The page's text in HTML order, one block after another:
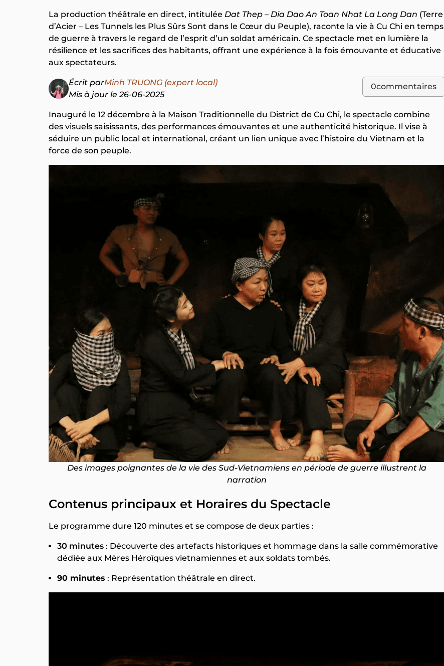
La production théâtrale en direct, intitulée Dat Thep – Dia Dao An Toan Nhat La Long Dan (Terre
d’Acier – Les Tunnels les Plus Sûrs Sont dans le Cœur du Peuple), raconte la vie à Cu Chi en temps
de guerre à travers le regard de l’esprit d’un soldat américain. Ce spectacle met en lumière la
résilience et les sacrifices des habitants, offrant une expérience à la fois émouvante et éducative
aux spectateurs.
Écrit parMinh TRUONG (expert local)
Mis à jour le 26-06-2025
0commentaires
Inauguré le 12 décembre à la Maison Traditionnelle du District de Cu Chi, le spectacle combine
des visuels saisissants, des performances émouvantes et une authenticité historique. Il vise à
séduire un public local et international, créant un lien unique avec l’histoire du Vietnam et la
force de son peuple.
Des images poignantes de la vie des Sud-Vietnamiens en période de guerre illustrent la
narration
Contenus principaux et Horaires du Spectacle
Le programme dure 120 minutes et se compose de deux parties :
30 minutes : Découverte des artefacts historiques et hommage dans la salle commémorative
dédiée aux Mères Héroïques vietnamiennes et aux soldats tombés.
90 minutes : Représentation théâtrale en direct.